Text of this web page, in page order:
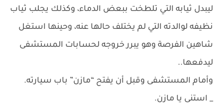
ليبدل ثيابه التي تلطخت ببعض الدماء، وكذلك يجلب ثياب
نظيفه لوالدته التي لم يختلف حالها عنه، وحينها استغل
شاهين الفرصة وهو يبرر خروجه لحسابات المستشفى
ليدفعها..
وأمام المستشفى وقبل أن يفتح “مازن” باب سيارته.
_ استنى يا مازن.